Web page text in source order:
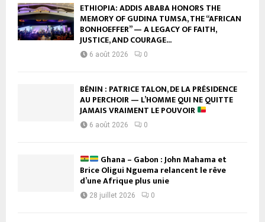
ETHIOPIA: ADDIS ABABA HONORS THE
MEMORY OF GUDINA TUMSA, THE “AFRICAN
BONHOEFFER” — A LEGACY OF FAITH,
JUSTICE, AND COURAGE...
6 août 2026 0
BÉNIN : PATRICE TALON, DE LA PRÉSIDENCE
AU PERCHOIR — L’HOMME QUI NE QUITTE
JAMAIS VRAIMENT LE POUVOIR
6 août 2026 0
Ghana – Gabon : John Mahama et
Brice Oligui Nguema relancent le rêve
d’une Afrique plus unie
28 juillet 2026 0